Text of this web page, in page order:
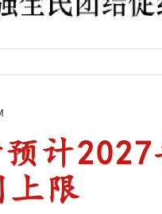
计
上限